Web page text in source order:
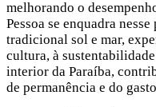
melhorando o
Pessoa se enquadra
tradicional sol e mar,
cultura, à
interior da Paraíba,
de permanência e do